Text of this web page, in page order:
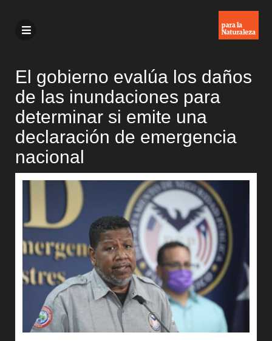
El gobierno evalúa los daños
de las inundaciones para
determinar si emite una
declaración de emergencia
nacional